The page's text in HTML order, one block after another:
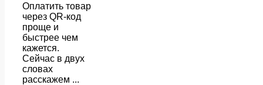
Оплатить товар
через QR-код
проще и
быстрее чем
кажется.
Сейчас в двух
словах
расскажем ...